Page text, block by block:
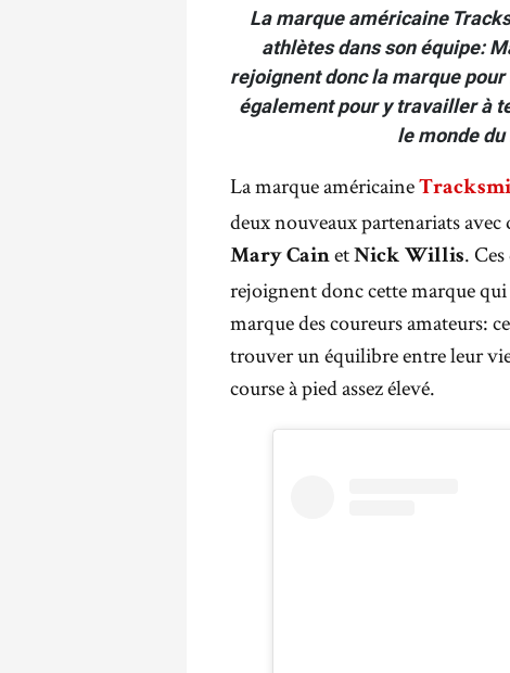
La marque américaine
athlètes dans son équipe:
rejoignent donc la marque
également pour y travailler à
le monde
La marque américaine
deux nouveaux partenariats
Mary Cain et Nick Willis.
rejoignent donc cette marque
marque des coureurs amateurs:
trouver un équilibre entre leur
course à pied assez élevé.